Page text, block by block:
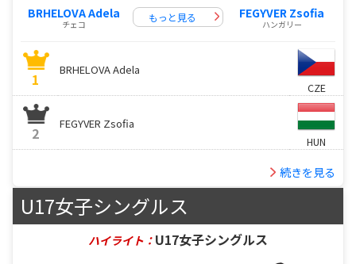
BRHELOVA Adela
チェコ
もっと見る FEGYVER Zsofia
ハンガリー
1
BRHELOVA Adela
CZE
2
FEGYVER Zsofia
HUN
続きを見る
U17女子シングルス
ハイライト： U17女子シングルス